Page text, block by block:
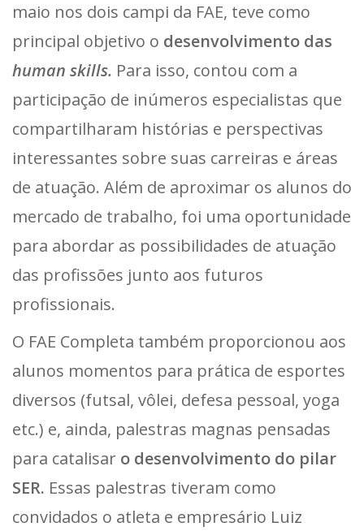
maio nos dois campi da FAE, teve como
principal objetivo o desenvolvimento das
human skills. Para isso, contou com a
participação de inúmeros especialistas que
compartilharam histórias e perspectivas
interessantes sobre suas carreiras e áreas
de atuação. Além de aproximar os alunos do
mercado de trabalho, foi uma oportunidade
para abordar as possibilidades de atuação
das profissões junto aos futuros
profissionais.
O FAE Completa também proporcionou aos
alunos momentos para prática de esportes
diversos (futsal, vôlei, defesa pessoal, yoga
etc.) e, ainda, palestras magnas pensadas
para catalisar o desenvolvimento do pilar
SER. Essas palestras tiveram como
convidados o atleta e empresário Luiz